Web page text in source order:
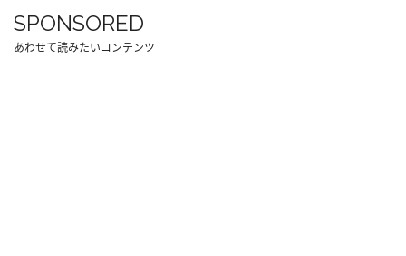
SPONSORED
あわせて読みたいコンテンツ